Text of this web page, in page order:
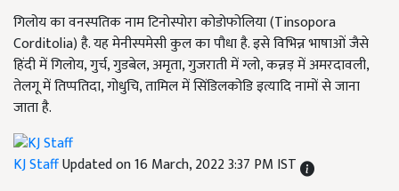
गिलोय का वनस्पतिक नाम टिनोस्पोरा कोडोफोलिया (Tinsopora
Corditolia) है. यह मेनीस्पमेसी कुल का पौधा है. इसे विभिन्न भाषाओं जैसे
हिंदी में गिलोय, गुर्च, गुडबेल, अमृता, गुजराती में ग्लो, कन्नड़ में अमरदावली,
तेलगू में तिप्पतिदा, गोधुचि, तामिल में सिंडिलकोडि इत्यादि नामों से जाना
जाता है.
KJ StaffUpdated on 16 March, 2022 3:37 PM IST